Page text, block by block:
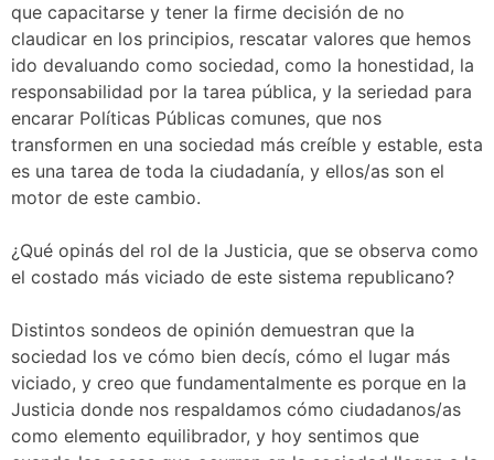
que capacitarse y tener la firme decisión de no
claudicar en los principios, rescatar valores que hemos
ido devaluando como sociedad, como la honestidad, la
responsabilidad por la tarea pública, y la seriedad para
encarar Políticas Públicas comunes, que nos
transformen en una sociedad más creíble y estable, esta
es una tarea de toda la ciudadanía, y ellos/as son el
motor de este cambio.
¿Qué opinás del rol de la Justicia, que se observa como
el costado más viciado de este sistema republicano?
Distintos sondeos de opinión demuestran que la
sociedad los ve cómo bien decís, cómo el lugar más
viciado, y creo que fundamentalmente es porque en la
Justicia donde nos respaldamos cómo ciudadanos/as
como elemento equilibrador, y hoy sentimos que